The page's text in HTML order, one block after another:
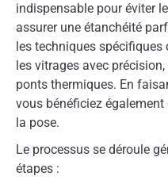
indispensable pour éviter
assurer une étanchéité
les techniques
les vitrages avec
ponts thermiques. En
vous bénéficiez
la pose.
Le processus se déroule
étapes :